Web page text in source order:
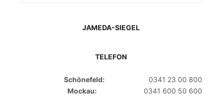
JAMEDA-SIEGEL
TELEFON
Schönefeld:
0341 23 00 800
Mockau:
0341 600 50 600